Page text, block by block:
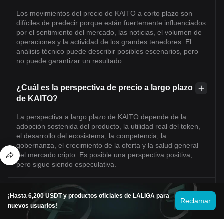
Los movimientos del precio de KAITO a corto plazo son
difíciles de predecir porque están fuertemente influenciados
por el sentimiento del mercado, las noticias, el volumen de
operaciones y la actividad de los grandes tenedores. El
análisis técnico puede describir posibles escenarios, pero
no puede garantizar un resultado.
¿Cuál es la perspectiva de precio a largo plazo
de KAITO?
La perspectiva a largo plazo de KAITO depende de la
adopción sostenida del producto, la utilidad real del token,
el desarrollo del ecosistema, la competencia, la
gobernanza, el crecimiento de la oferta y la salud general
del mercado cripto. Es posible una perspectiva positiva,
pero sigue siendo especulativa.
¿Cómo afecta la oferta de tokens KAITO a su
precio?
¡Hasta 6,200 USDT y productos oficiales de LALIGA para
nuevos usuarios!
Reclamar